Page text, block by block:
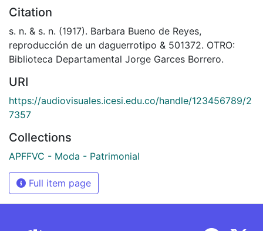
Citation
s. n. & s. n. (1917). Barbara Bueno de Reyes,
reproducción de un daguerrotipo & 501372. OTRO:
Biblioteca Departamental Jorge Garces Borrero.
URI
https://audiovisuales.icesi.edu.co/handle/123456789/2
7357
Collections
APFFVC - Moda - Patrimonial
Full item page